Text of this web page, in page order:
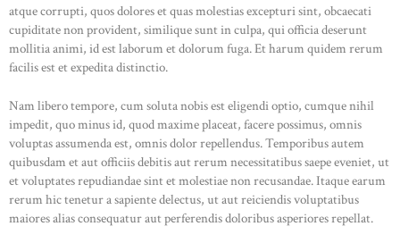
HOME
CONTACTS
atque corrupti, quos dolores et quas molestias excepturi sint, obcaecati
cupiditate non provident, similique sunt in culpa, qui officia deserunt
mollitia animi, id est laborum et dolorum fuga. Et harum quidem rerum
facilis est et expedita distinctio.
Nam libero tempore, cum soluta nobis est eligendi optio, cumque nihil
impedit, quo minus id, quod maxime placeat, facere possimus, omnis
voluptas assumenda est, omnis dolor repellendus. Temporibus autem
quibusdam et aut officiis debitis aut rerum necessitatibus saepe eveniet, ut
et voluptates repudiandae sint et molestiae non recusandae. Itaque earum
rerum hic tenetur a sapiente delectus, ut aut reiciendis voluptatibus
maiores alias consequatur aut perferendis doloribus asperiores repellat.